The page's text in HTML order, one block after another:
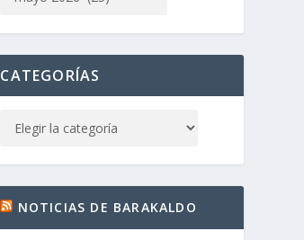
CATEGORÍAS
NOTICIAS DE BARAKALDO